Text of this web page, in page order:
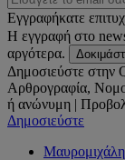
Εγγραφήκατε
Η εγγραφή στο
αργότερα.
Δημοσιεύστε στην
Αρθρογραφία,
ή ανώνυμη |
Δημοσιεύστε